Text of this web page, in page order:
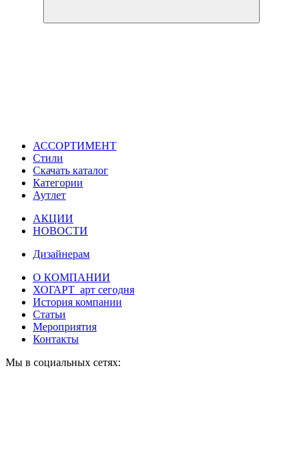
АССОРТИМЕНТ
Стили
Скачать каталог
Категории
Аутлет
АКЦИИ
НОВОСТИ
Дизайнерам
О КОМПАНИИ
ХОГАРТ_арт сегодня
История компании
Статьи
Мероприятия
Контакты
Мы в социальных сетях: